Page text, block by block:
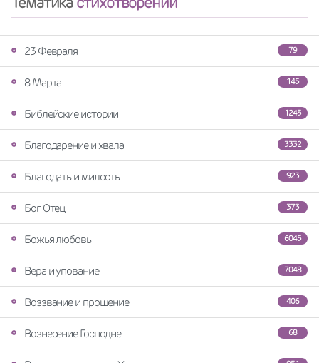
79
23 Февраля
145
8 Марта
1245
Библейские истории
3332
Благодарение и хвала
923
Благодать и милость
373
Бог Отец
6045
Божья любовь
7048
Вера и упование
406
Воззвание и прошение
68
Вознесение Господне